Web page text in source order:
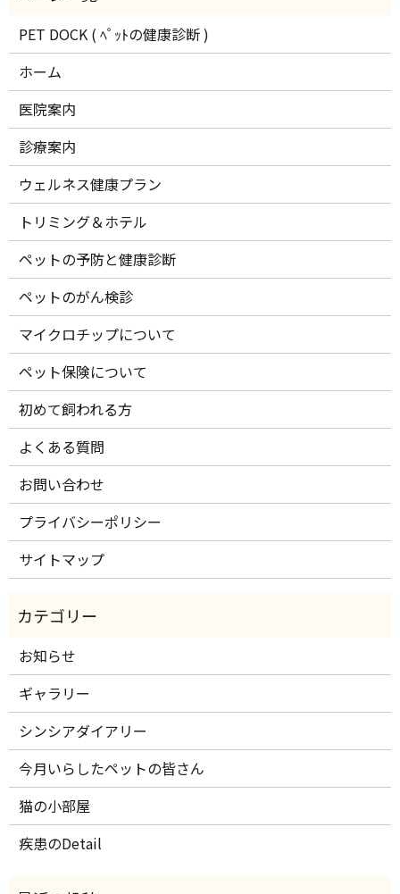
PET DOCK ( ﾍﾟｯﾄの健康診断 )
ホーム
医院案内
診療案内
ウェルネス健康プラン
トリミング＆ホテル
ペットの予防と健康診断
ペットのがん検診
マイクロチップについて
ペット保険について
初めて飼われる方
よくある質問
お問い合わせ
プライバシーポリシー
サイトマップ
お知らせ
ギャラリー
シンシアダイアリー
今月いらしたペットの皆さん
猫の小部屋
疾患のDetail